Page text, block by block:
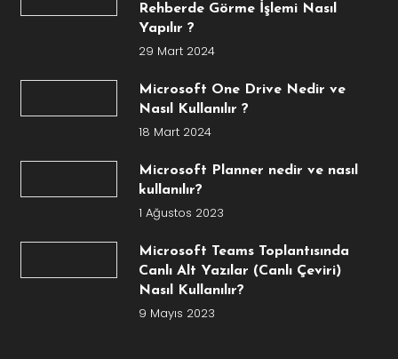
Rehberde Görme İşlemi Nasıl
Yapılır ?
29 Mart 2024
Microsoft One Drive Nedir ve
Nasıl Kullanılır ?
18 Mart 2024
Microsoft Planner nedir ve nasıl
kullanılır?
1 Ağustos 2023
Microsoft Teams Toplantısında
Canlı Alt Yazılar (Canlı Çeviri)
Nasıl Kullanılır?
9 Mayıs 2023